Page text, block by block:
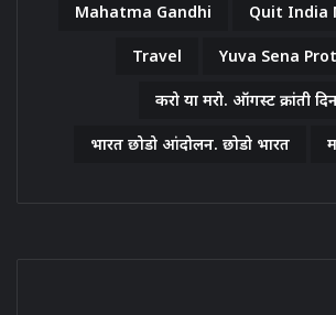
Mahatma Gandhi Quit India
Travel Yuva Sena
करो या मरो. ऑगस्ट क्रांती
भारत छोडो आंदोलन. छोडो भारत